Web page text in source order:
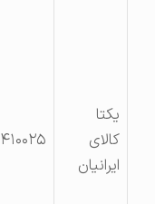
کالای
ایرانیان
۹۱۲۱۴۱۰۰۲۵